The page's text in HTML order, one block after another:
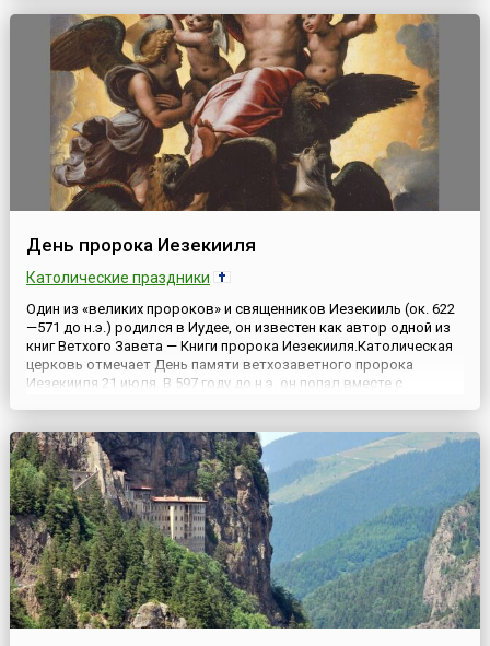
композиции икона принадлежит к типу «Одигитрия» (по-гречески
– «путеводител...
День пророка Иезекииля
Католические праздники
Один из «великих пророков» и священников Иезекииль (ок. 622
—571 до н.э.) родился в Иудее, он известен как автор одной из
книг Ветхого Завета — Книги пророка Иезекииля.Католическая
церковь отмечает День памяти ветхозаветного пророка
Иезекииля 21 июля. В 597 году до н.э. он попал вместе с